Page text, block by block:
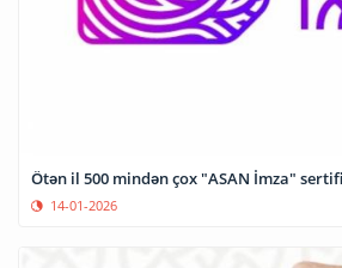
Ötən il 500 mindən çox "ASAN İmza"
14-01-2026